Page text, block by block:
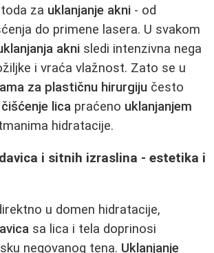
za uklanjanje akni - od
do primene lasera. U svakom
akni sledi intenzivna nega
i vraća vlažnost. Zato se u
za plastičnu hirurgiju često
čišćenje lica praćeno uklanjanjem
hidratacije.
i sitnih izraslina - estetika i
u domen hidratacije,
sa lica i tela doprinosi
negovanog tena. Uklanjanje